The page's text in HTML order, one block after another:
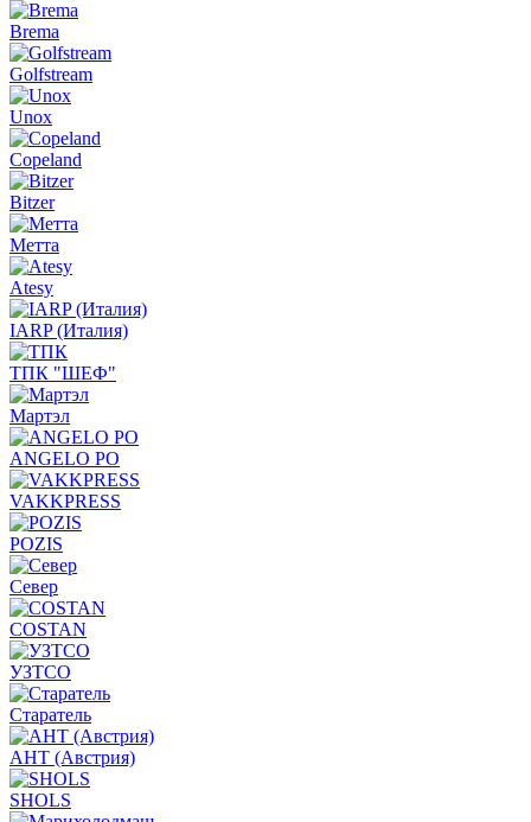
Brema
Golfstream
Unox
Copeland
Bitzer
Метта
Atesy
IARP (Италия)
ТПК "ШЕФ"
Мартэл
ANGELO PO
VAKKPRESS
POZIS
Север
COSTAN
УЗТСО
Старатель
АНТ (Австрия)
SHOLS